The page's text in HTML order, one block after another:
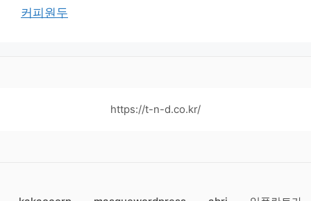
커피원두
https://t-n-d.co.kr/